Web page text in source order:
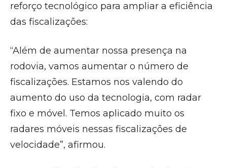
reforço tecnológico para ampliar a eficiência
das fiscalizações:
“Além de aumentar nossa presença na
rodovia, vamos aumentar o número de
fiscalizações. Estamos nos valendo do
aumento do uso da tecnologia, com radar
fixo e móvel. Temos aplicado muito os
radares móveis nessas fiscalizações de
velocidade”, afirmou.